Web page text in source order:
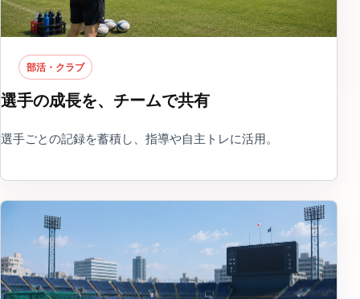
部活・クラブ
選手の成長を、チームで共有
選手ごとの記録を蓄積し、指導や自主トレに活用。